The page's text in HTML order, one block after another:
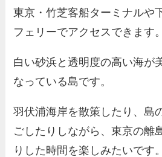
東京・竹芝客船ターミナルや
フェリーでアクセスできます。
白い砂浜と透明度の高い海が
なっている島です。
羽伏浦海岸を散策したり、島
ごしたりしながら、東京の離
りした時間を楽しみたいです。